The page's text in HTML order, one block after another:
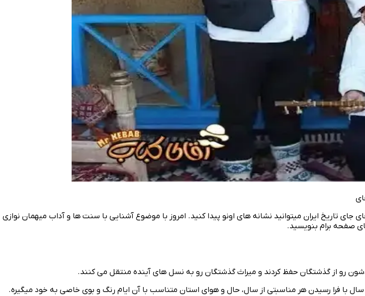
جای تاریخ ایران میتوانید نشانه‌ های اونو پیدا کنید. امروز با موضوع آشنایی با سنت ها و آداب میهمان نوازی
صفحه برام بنویسید.
رو از گذشتگان حفظ کردند و میراث گذشتگان رو به نسل های آینده منتقل می کنند.
با فرا رسیدن هر مناسبتی از سال، حال و هوای استان متناسب با آن ایام رنگ و بوی خاصی به خود میگیره.